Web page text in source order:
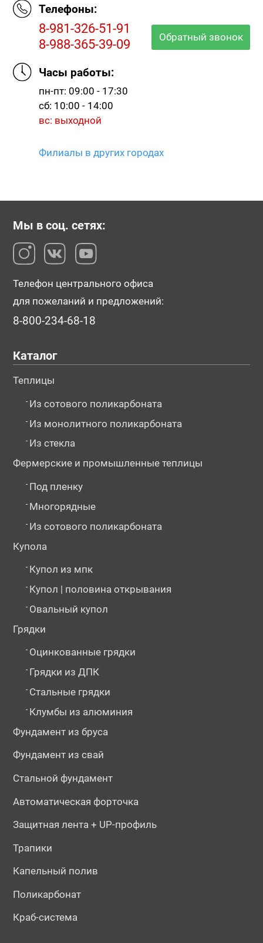
Телефоны:
8-981-326-51-91
8-988-365-39-09
Обратный звонок
Часы работы:
пн-пт: 09:00 - 17:30
сб: 10:00 - 14:00
вс: выходной
Филиалы в других городах
Мы в соц. сетях:
Телефон центрального офиса
для пожеланий и предложений:
8-800-234-68-18
Каталог
Теплицы
- Из сотового поликарбоната
- Из монолитного поликарбоната
- Из стекла
Фермерские и промышленные теплицы
- Под пленку
- Многорядные
- Из сотового поликарбоната
Купола
- Купол из мпк
- Купол | половина открывания
- Овальный купол
Грядки
- Оцинкованные грядки
- Грядки из ДПК
- Стальные грядки
- Клумбы из алюминия
Фундамент из бруса
Фундамент из свай
Стальной фундамент
Автоматическая форточка
Защитная лента + UP-профиль
Трапики
Капельный полив
Поликарбонат
Краб-система